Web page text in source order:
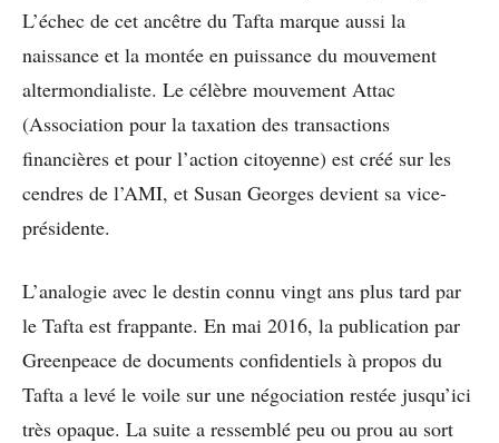
L’échec de cet ancêtre du Tafta marque aussi la
naissance et la montée en puissance du mouvement
altermondialiste. Le célèbre mouvement Attac
(Association pour la taxation des transactions
financières et pour l’action citoyenne) est créé sur les
cendres de l’AMI, et Susan Georges devient sa vice-
présidente.
L’analogie avec le destin connu vingt ans plus tard par
le Tafta est frappante. En mai 2016, la publication par
Greenpeace de documents confidentiels à propos du
Tafta a levé le voile sur une négociation restée jusqu’ici
très opaque. La suite a ressemblé peu ou prou au sort